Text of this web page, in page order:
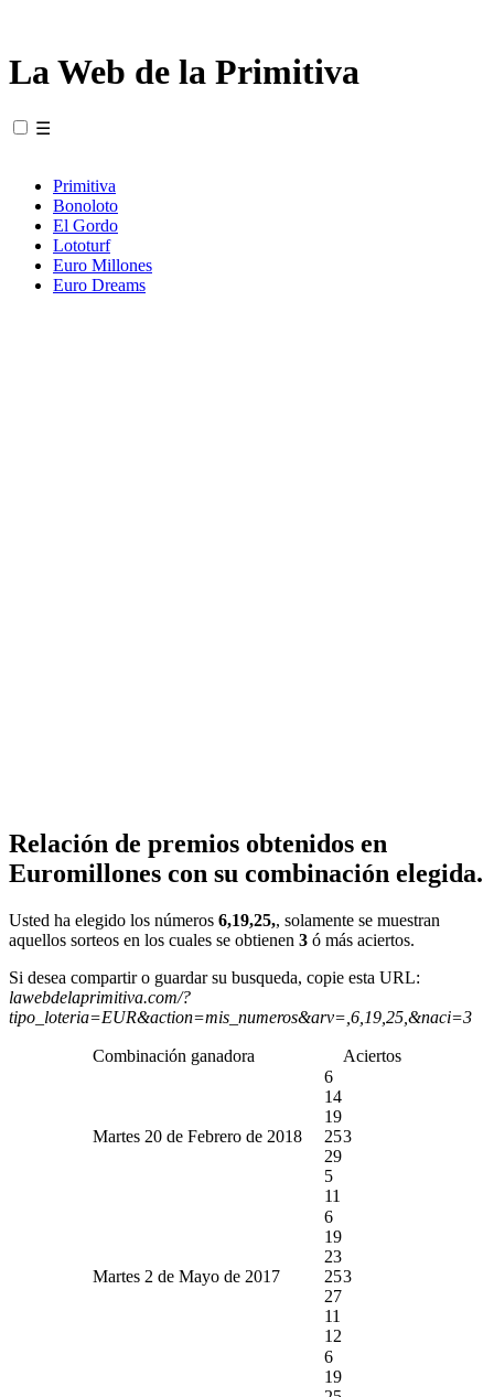
La Web de la Primitiva
☰
Primitiva
Bonoloto
El Gordo
Lototurf
Euro Millones
Euro Dreams
Relación de premios obtenidos en
Euromillones con su combinación elegida.
Usted ha elegido los números 6,19,25,, solamente se muestran
aquellos sorteos en los cuales se obtienen 3 ó más aciertos.
Si desea compartir o guardar su busqueda, copie esta URL:
lawebdelaprimitiva.com/?
tipo_loteria=EUR&action=mis_numeros&arv=,6,19,25,&naci=3
Combinación ganadora Aciertos
Martes 20 de Febrero de 2018
6
14
19
25
29
5
11
3
Martes 2 de Mayo de 2017
6
19
23
25
27
11
12
3
6
19